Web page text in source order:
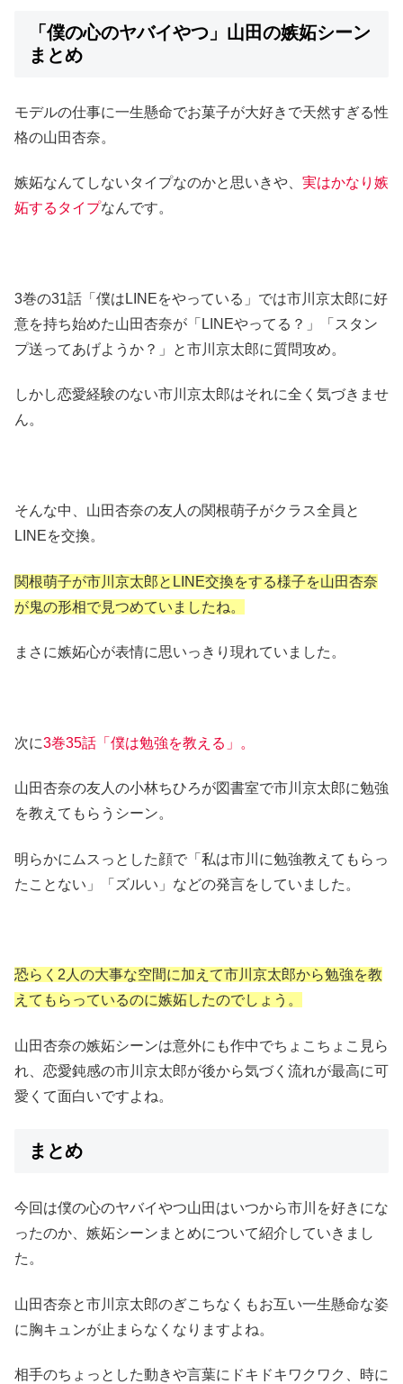
「僕の心のヤバイやつ」山田の嫉妬シーン
まとめ
モデルの仕事に一生懸命でお菓子が大好きで天然すぎる性
格の山田杏奈。
嫉妬なんてしないタイプなのかと思いきや、 実はかなり嫉
妬するタイプなんです。
3巻の31話「僕はLINEをやっている」では市川京太郎に好
意を持ち始めた山田杏奈が「LINEやってる？」「スタン
プ送ってあげようか？」と市川京太郎に質問攻め。
しかし恋愛経験のない市川京太郎はそれに全く気づきませ
ん。
そんな中、山田杏奈の友人の関根萌子がクラス全員と
LINEを交換。
関根萌子が市川京太郎とLINE交換をする様子を山田杏奈
が鬼の形相で見つめていましたね。
まさに嫉妬心が表情に思いっきり現れていました。
次に3巻35話「僕は勉強を教える」。
山田杏奈の友人の小林ちひろが図書室で市川京太郎に勉強
を教えてもらうシーン。
明らかにムスっとした顔で「私は市川に勉強教えてもらっ
たことない」「ズルい」などの発言をしていました。
恐らく2人の大事な空間に加えて市川京太郎から勉強を教
えてもらっているのに嫉妬したのでしょう。
山田杏奈の嫉妬シーンは意外にも作中でちょこちょこ見ら
れ、恋愛鈍感の市川京太郎が後から気づく流れが最高に可
愛くて面白いですよね。
まとめ
今回は僕の心のヤバイやつ山田はいつから市川を好きにな
ったのか、嫉妬シーンまとめについて紹介していきまし
た。
山田杏奈と市川京太郎のぎこちなくもお互い一生懸命な姿
に胸キュンが止まらなくなりますよね。
相手のちょっとした動きや言葉にドキドキワクワク、時に